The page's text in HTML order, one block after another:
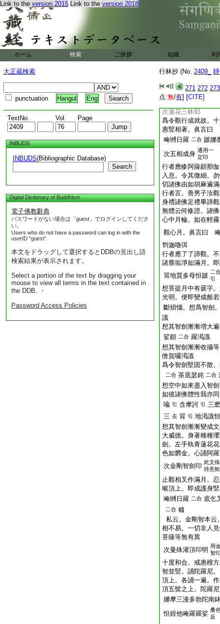
Link to the version 2015 Link to the version 2018
ホーム 検索 ご挨拶 組織 利
大正蔵検索
punctuation Hangul Eng
TextNo. Vol. Page
INBUDS
INBUDS(Bibliographic Database)
Search
Digital Dictionary of Buddhism
電子佛教辭典
パスワードがない場合は「guest」でログインしてくださ
い。
Users who do not have a password can log in with the
userID "guest".
本文をドラッグして選択するとDDBの見出し語
検索結果が表示されます。
Select a portion of the text by dragging your
mouse to view all terms in the text contained in
the DDB. ・
Password Access Policies
行林抄 (No. 2409_
271 272 273
点:無/有] [CITE]
次文殊三昧耶
十度相叉成滿月。
妙吉祥三摩耶眞言曰
鑁 三合
次極喜三昧耶 金界
次結金剛降三世。
羽金剛拳。檀惠相
界悲心示現威怒形
次蓮花三昧耶
爲令觀行成就故。
惠竪相著。眞言曰
唵嚩日羅 二合 跛娜
次五相成身 通用一
定印
行者應修阿薩頗那
入息。令其微細。
切諸佛由如胡麻遍
行者言。善男子汝
身禮諸佛足禮畢諦
無體云何修證。諸
心中月輪。如在輕
觀心月。眞言曰
㔁迦嚕弭
行者應了了諦觀。
諸塵垢淨如滿月。
冐地質多母怛跛 二
引
想菩提月中有曇字
光明。便即變成般
斷煩惱。想爲智劍
誐
想其智劍漸漸増大
娑頗 二合 羅渇誐
想其智劍漸漸收攝
僧賀囉渇誐
爲令智劍堅固不散
二合 茶底瑟姹 二合
想空中如來盡入智
如彼諸佛體性我亦
喩 引 含摩訶 引 三
三 去 冐 引 地渇誐
想其智劍漸漸變成
大威徳。身著種種
劍。左手執青蓮花
色如欝金。心誦阿
次金剛智劍印 此文
持意歟
止觀相叉作滿月。
喉頂上。即成護身
唵嚩日羅 二合 底乞
二合 𤚥
私云。金剛智本云
相不易。一切非人
菩薩等無有異
次曼殊灌頂印明 用
智
十度和合。戒惠檀
智並竪。誦陀羅尼
頂上。各誦一遍。
頂五髻之上。陀羅
娜摩三漫多勃陀南
怛姪他唵羅羅娑 桑
反